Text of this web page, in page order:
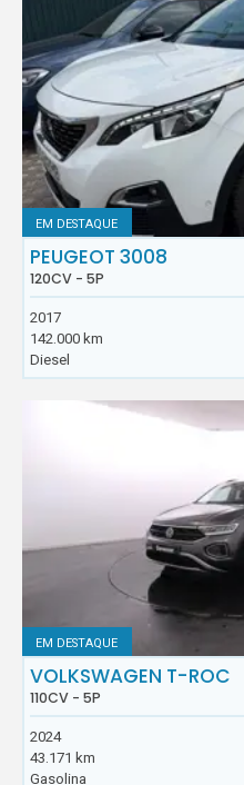
EM DESTAQUE
PEUGEOT 3008
120CV - 5P
2017
142.000 km
Diesel
EM DESTAQUE
VOLKSWAGEN T-ROC
110CV - 5P
2024
43.171 km
Gasolina